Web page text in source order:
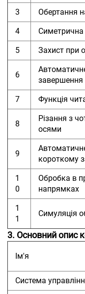
3 Обертання
4
5 Захист при
6
завершення
7 Функція
8
Різання з
осями
9
короткому
1
0
Обробка в
напрямках
1
1
Симуляція
3. Основний опис
Ім'я
Система